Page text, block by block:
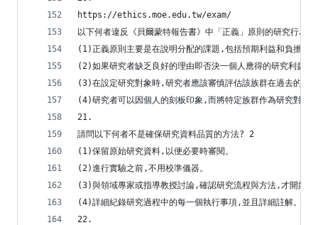
https://ethics.moe.edu.tw/exam/
以下何者違反《貝爾蒙特報告書》中「正義」原則的研究行為?
(1)正義原則主要是在說明分配的課題,包括預期利益和負擔的
(2)如果研究者缺乏良好的理由即否決一個人應得的研究利益,
(3)在設定研究對象時,研究者應該審慎評估該族群在過去的研
(4)研究者可以因個人的刻板印象,而將特定族群作為研究對象,
21.
請問以下何者不是確保研究資料品質的方法? 2
(1)保留原始研究資料,以便必要時審閱。
(2)進行實驗之前,不用校準儀器。
(3)與領域專家或指導教授討論,確認研究流程與方法,才開始執
(4)詳細紀錄研究過程中的每一個執行事項,並且詳細註解。
22.